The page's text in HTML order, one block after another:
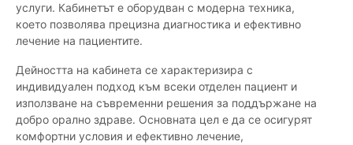
услуги. Кабинетът е оборудван с модерна техника,
което позволява прецизна диагностика и ефективно
лечение на пациентите.
Дейността на кабинета се характеризира с
индивидуален подход към всеки отделен пациент и
използване на съвременни решения за поддържане на
добро орално здраве. Основната цел е да се осигурят
комфортни условия и ефективно лечение,